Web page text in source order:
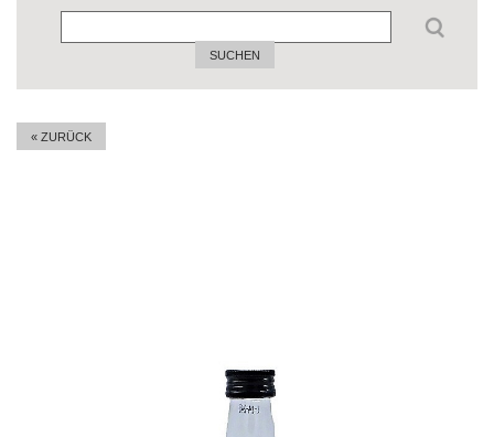
SUCHEN
« ZURÜCK